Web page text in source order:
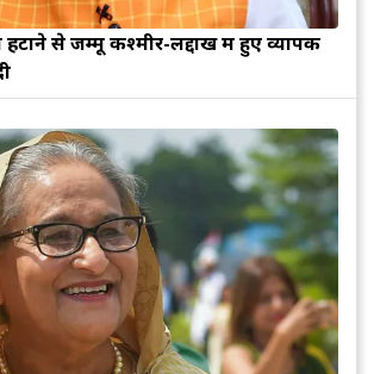
से जम्मू कश्मीर-लद्दाख में हुए व्यापक